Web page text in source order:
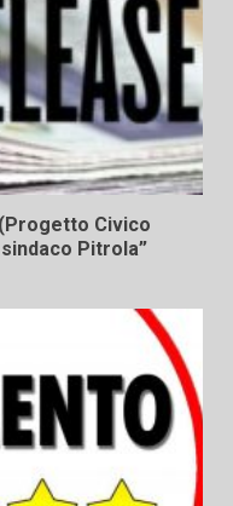
Civico
Pitrola”